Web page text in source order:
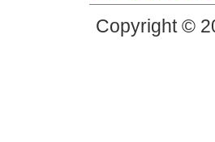
Copyright ©